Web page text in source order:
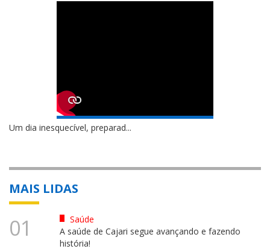
Um dia inesquecível, preparad...
MAIS LIDAS
01
Saúde
A saúde de Cajari segue avançando e fazendo
história!